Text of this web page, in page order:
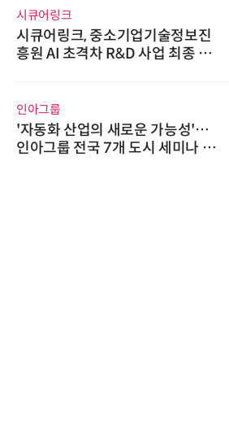
시큐어링크
시큐어링크, 중소기업기술정보진
흥원 AI 초격차 R&D 사업 최종 선
인아그룹
'자동화 산업의 새로운 가능성'…
인아그룹 전국 7개 도시 세미나 페